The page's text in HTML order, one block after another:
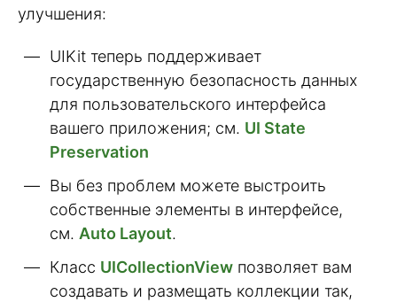
улучшения:
UIKit теперь поддерживает
государственную безопасность данных
для пользовательского интерфейса
вашего приложения; см. UI State
Preservation
Вы без проблем можете выстроить
собственные элементы в интерфейсе,
см. Auto Layout.
Класс UICollectionView позволяет вам
создавать и размещать коллекции так,